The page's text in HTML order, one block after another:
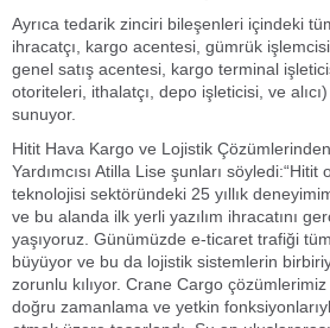
Ayrıca tedarik zinciri bileşenleri içindeki
ihracatçı, kargo acentesi, gümrük
genel satış acentesi, kargo terminal
otoriteleri, ithalatçı, depo işleticisi, ve
sunuyor.
Hitit Hava Kargo ve Lojistik
Yardımcısı Atilla Lise şunları
teknolojisi sektöründeki 25 yıllık
ve bu alanda ilk yerli yazılım ihracatını
yaşıyoruz. Günümüzde e-ticaret trafiği
büyüyor ve bu da lojistik sistemlerin
zorunlu kılıyor. Crane Cargo
doğru zamanlama ve yetkin